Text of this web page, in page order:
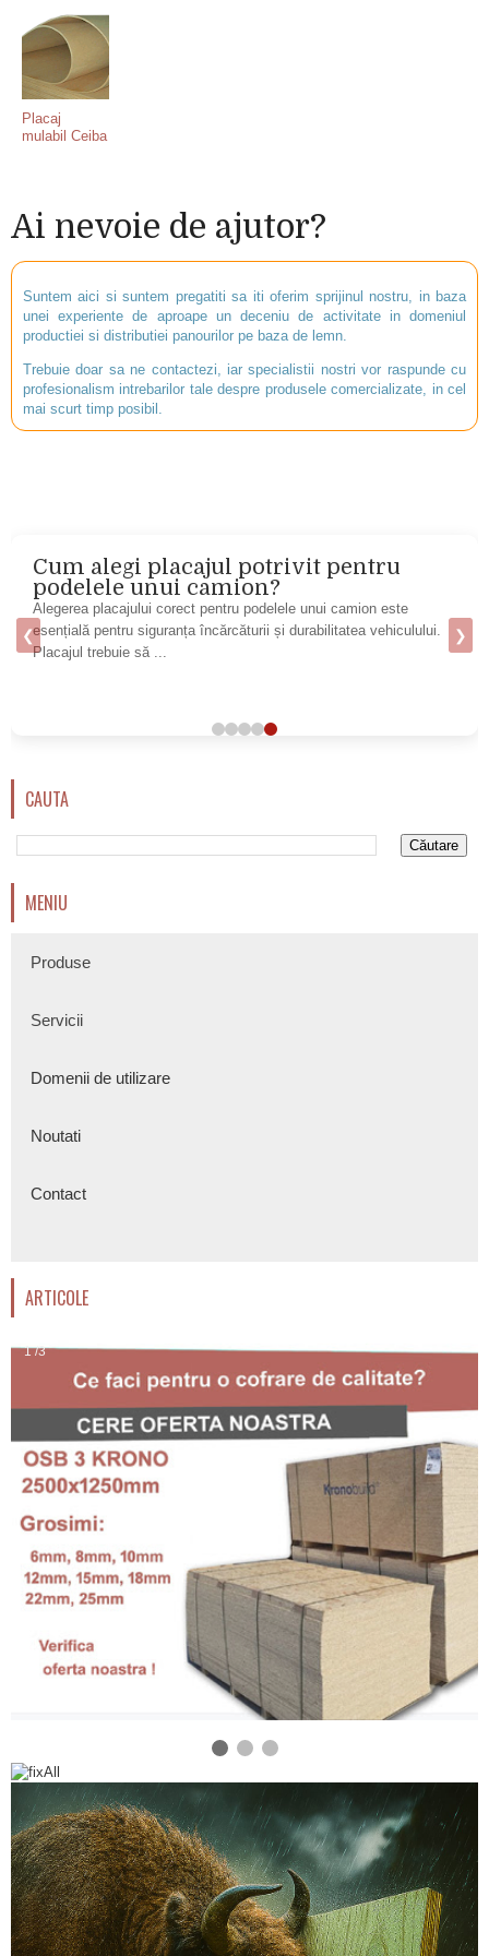
Placaj
mulabil Ceiba
Ai nevoie de ajutor?
Suntem aici si suntem pregatiti sa iti oferim sprijinul nostru, in baza
unei experiente de aproape un deceniu de activitate in domeniul
productiei si distributiei panourilor pe baza de lemn.
Trebuie doar sa ne contactezi, iar specialistii nostri vor raspunde cu
profesionalism intrebarilor tale despre produsele comercializate, in cel
mai scurt timp posibil.
Cum alegi placajul potrivit pentru
podelele unui camion?
Alegerea placajului corect pentru podelele unui camion este
esențială pentru siguranța încărcăturii și durabilitatea vehiculului.
Placajul trebuie să ...
❮ ❯
CAUTA
MENIU
Produse
Servicii
Domenii de utilizare
Noutati
Contact
ARTICOLE
1 /3